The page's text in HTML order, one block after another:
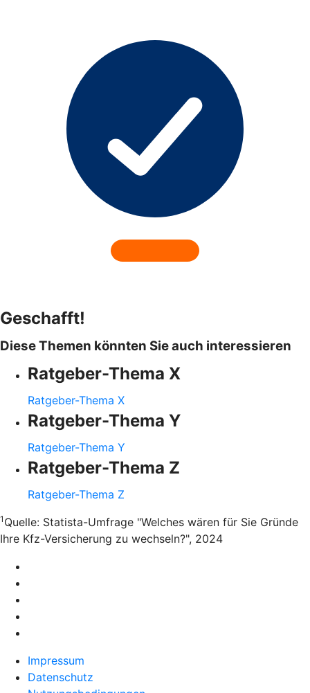
Geschafft!
Diese Themen könnten Sie auch interessieren
Ratgeber-Thema X
Ratgeber-Thema X
Ratgeber-Thema Y
Ratgeber-Thema Y
Ratgeber-Thema Z
Ratgeber-Thema Z
1 Quelle: Statista-Umfrage "Welches wären für Sie Gründe
Ihre Kfz-Versicherung zu wechseln?", 2024
Impressum
Datenschutz